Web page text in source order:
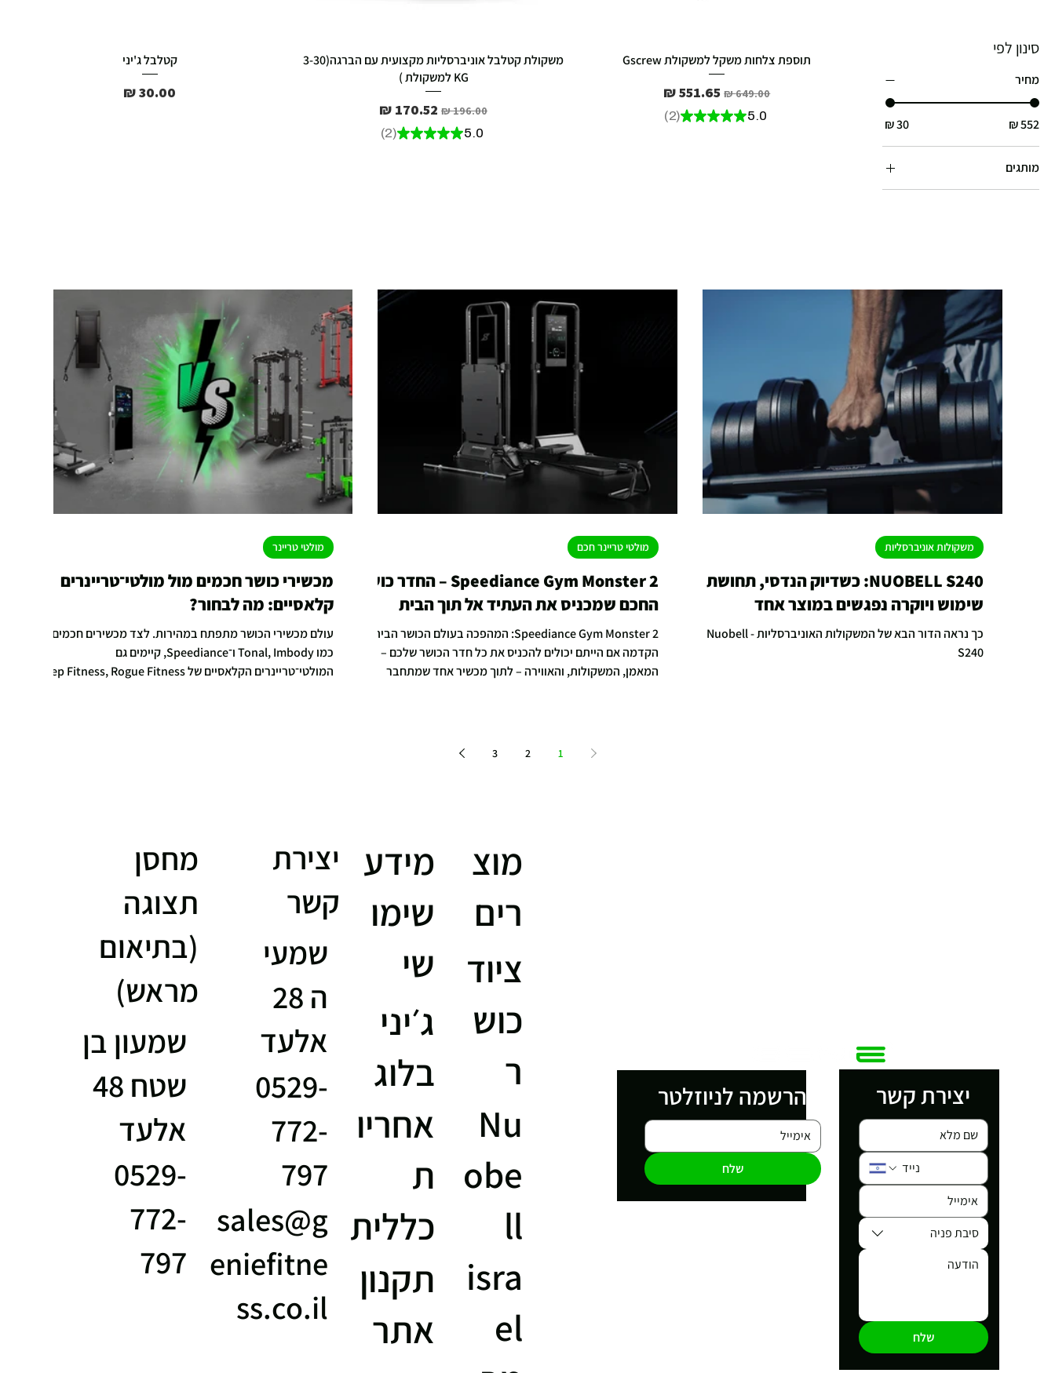
סינון לפי
מחיר
מותגים
Genie
תוספת צלחות משקל למשקולת Gscrew
מחיר רגיל‏649.00 ‏₪ מחיר מבצע
5.0
★
★
★
★
★
22
משקולת קטלבל אוניברסליות מקצועית עם הברגה(3-30
KG למשקולת )
מחיר רגילמחיר מבצע
5.0
★
★
★
★
★
22
קטלבל ג'יני
מחיר
NUOBELL S240: כשדיוק הנדסי, תחושת
שימוש ויוקרה נפגשים במוצר אחד
כך נראה הדור הבא של המשקולות האוניברסליות - Nuobell
S240
משקולות אוניברסליות
Speediance Gym Monster 2 – החדר כושר
החכם שמכניס את העתיד אל תוך הבית
Speediance Gym Monster 2: המהפכה בעולם הכושר הביתי
הקדמה אם הייתם יכולים להכניס את כל חדר הכושר שלכם –
המאמן, המשקולות, והאווירה – לתוך מכשיר אחד שמתחבר
מבוססת מנועים דיגיטליים ובינה מלאכותית שמזהה תנועה,
מולטי טריינר חכם
מכשירי כושר חכמים מול מולטי־טריינרים
קלאסיים: מה לבחור?
עולם מכשירי הכושר מתפתח במהירות. לצד מכשירים חכמים
כמו Tonal, Imbody ו־Speediance, קיימים גם
המולטי־טריינרים הקלאסיים של Rep Fitness, Rogue Fitness
מולטי טריינר
1
2
3
מידע
שימו
שי
ג׳יני
בלוג
אחריו
ת
כללית
תקנון
אתר
מוצ
רים
ציוד
כוש
ר
Nu
obe
ll
isra
el
יצירת
קשר
שמעי
ה 28
אלעד
0529-
772-
797
sales@g
eniefitne
ss.co.il
מחסן
תצוגה
(בתיאום
מראש)
שמעון בן
שטח 48
אלעד
0529-
772-
797
יצירת קשר
סיבת פניה
שלח
הרשמה לניוזלטר
שלח